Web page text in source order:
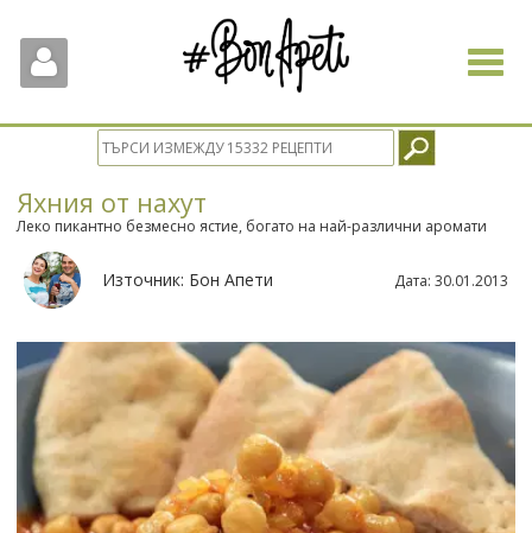
Toggle
Яхния от нахут
Леко пикантно безмесно ястие, богато на най-различни аромати
Източник: Бон Апети Дата: 30.01.2013